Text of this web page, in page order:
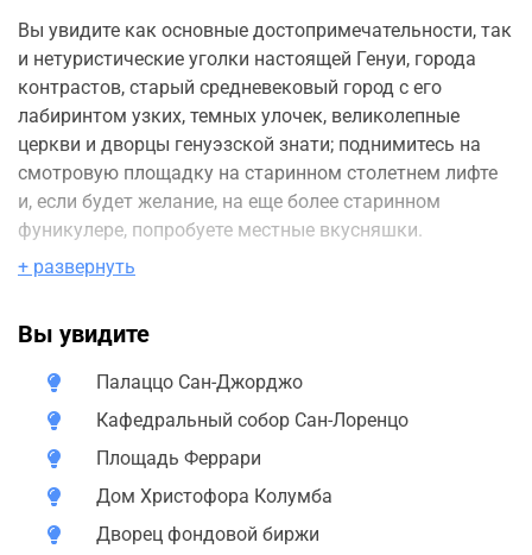
Вы увидите как основные достопримечательности, так
и нетуристические уголки настоящей Генуи, города
контрастов, старый средневековый город с его
лабиринтом узких, темных улочек, великолепные
церкви и дворцы генуэзской знати; поднимитесь на
смотровую площадку на старинном столетнем лифте
и, если будет желание, на еще более старинном
фуникулере, попробуете местные вкусняшки.
А еще вы сможете узнать:
Как генуэзцы стали самыми богатыми в Европе;
Кто и за что назвал Геную «Великолепной»;
Почему за одно платье давали целый корабль;
Что делает в Генуе Святой Грааль;
развивается генуэзский флаг;
Какое отношение генуэзцы имеют к американским
джинсам, а также много других увлекательных
+ развернуть
Вы увидите
Палаццо Сан-Джорджо
Кафедральный собор Сан-Лоренцо
Площадь Феррари
Дом Христофора Колумба
Дворец фондовой биржи